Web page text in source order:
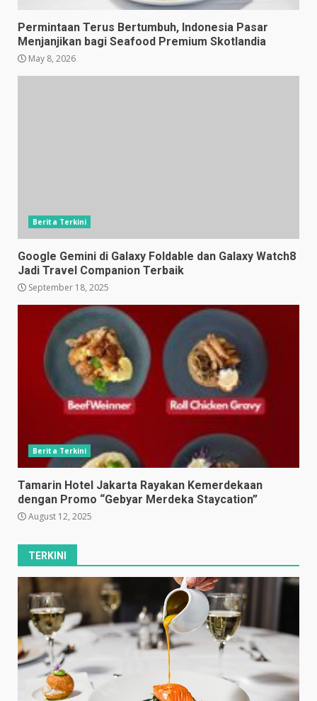
Permintaan Terus Bertumbuh, Indonesia Pasar
Menjanjikan bagi Seafood Premium Skotlandia
May 8, 2026
Berita Terkini
Google Gemini di Galaxy Foldable dan Galaxy Watch8
Jadi Travel Companion Terbaik
September 18, 2025
Berita Terkini
Tamarin Hotel Jakarta Rayakan Kemerdekaan
dengan Promo “Gebyar Merdeka Staycation”
August 12, 2025
TERKINI